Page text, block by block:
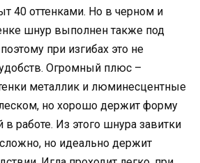
40 оттенками. Но в черном и
шнур выполнен также под
при изгибах это не
Огромный плюс –
металлик и люминесцентные
но хорошо держит форму
в работе. Из этого шнура завитки
но идеально держит